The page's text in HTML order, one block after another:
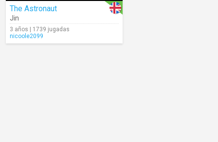
The Astronaut
Jin
3 años | 1739 jugadas
nicoole2099